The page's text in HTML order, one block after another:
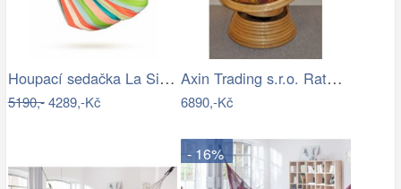
Houpací sedačka La Siesta DOMINGO - IN
5190,-4289,-Kč
Axin Trading s.r.o. Ratanové houpací…
6890,-Kč
- 16%